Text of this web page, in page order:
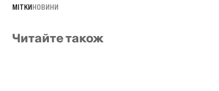
МІТКИНОВИНИ
Читайте також